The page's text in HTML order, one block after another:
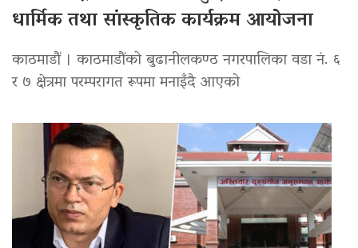
धार्मिक तथा सांस्कृतिक कार्यक्रम आयोजना
काठमाडौं । काठमाडौंको बुढानीलकण्ठ नगरपालिका वडा नं. ६
र ७ क्षेत्रमा परम्परागत रूपमा मनाइँदै आएको